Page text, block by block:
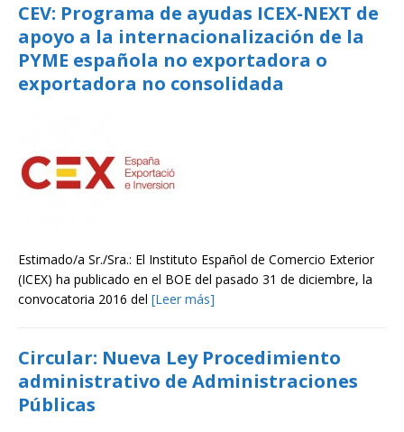
CEV: Programa de ayudas ICEX-NEXT de
apoyo a la internacionalización de la
PYME española no exportadora o
exportadora no consolidada
Estimado/a Sr./Sra.: El Instituto Español de Comercio Exterior
(ICEX) ha publicado en el BOE del pasado 31 de diciembre, la
convocatoria 2016 del [Leer más]
Circular: Nueva Ley Procedimiento
administrativo de Administraciones
Públicas